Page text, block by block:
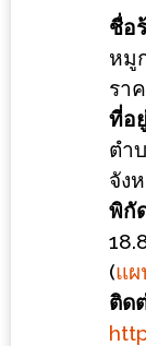
รวย
เสน่ห์
ของ
เชีย
ที่
ต้อง
ไป
ลอง
16
ร้าน
ชื่อ
หมู
รา
ที่อ
ตำ
จัง
พิกั
(แผ
ติด